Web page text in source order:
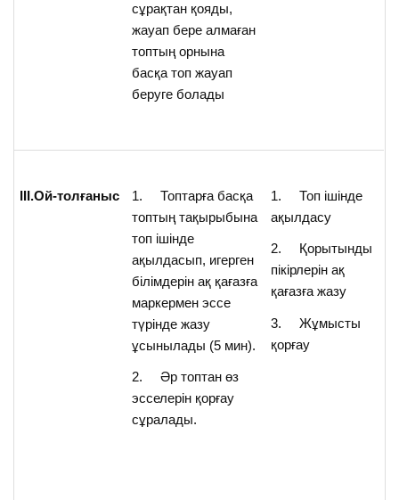
сұрақтан қояды,
жауап бере алмаған
топтың орнына
басқа топ жауап
беруге болады
ІІІ.Ой-толғаныс
1. Топтарға басқа
топтың тақырыбына
топ ішінде
ақылдасып, игерген
білімдерін ақ қағазға
маркермен эссе
түрінде жазу
ұсынылады (5 мин).
2. Әр топтан өз
эсселерін қорғау
сұралады.
1. Топ ішінде
ақылдасу
2. Қорытынды
пікірлерін ақ
қағазға жазу
3. Жұмысты
қорғау